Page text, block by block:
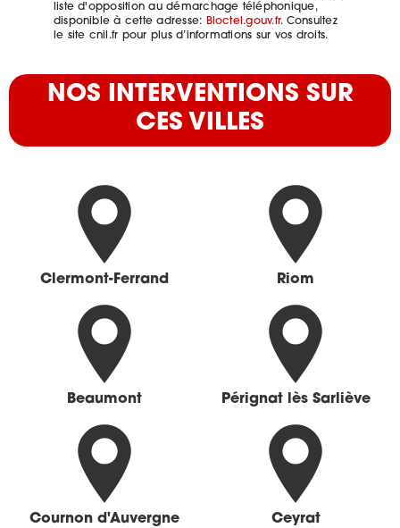
liste d'opposition au démarchage téléphonique,
disponible à cette adresse: Bloctel.gouv.fr. Consultez
le site cnil.fr pour plus d’informations sur vos droits.
NOS INTERVENTIONS SUR
CES VILLES
Clermont-Ferrand Riom
Beaumont Pérignat lès Sarliève
Cournon d'Auvergne Ceyrat